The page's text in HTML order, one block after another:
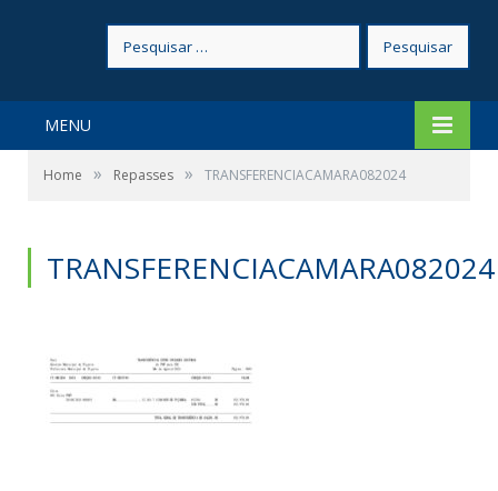
por:
MENU
Home » Repasses » TRANSFERENCIACAMARA082024
TRANSFERENCIACAMARA082024